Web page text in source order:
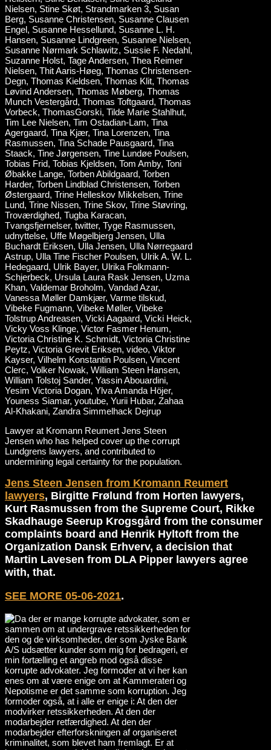
Lawyer at Kromann Reumert Jens Steen
Jensen who has helped cover up the corrupt
Lundgrens lawyers, and contributed to
undermining legal certainty for the population.
Jens Steen Jensen from Kromann Reumert
lawyers, Birgitte Frølund from Horten lawyers,
Kurt Rasmussen from the Supreme Court, Rikke
Skadhauge Seerup Krogsgård from the consumer
complaints board and Henrik Hyltoft from the
Organization Dansk Erhverv, a decision that
Martin Lavesen from DLA Pipper lawyers agree
with, that.
SEE MORE 05-06-2021.